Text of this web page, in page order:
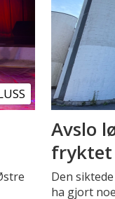
Avslo
fryktet
Den
ha gjort